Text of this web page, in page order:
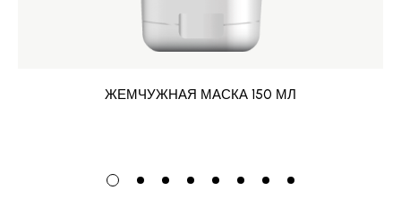
ЖЕМЧУЖНАЯ МАСКА 150 МЛ